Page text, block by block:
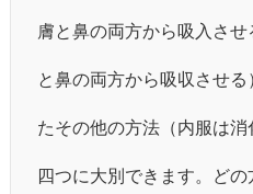
膚と鼻の両方から吸入さ
と鼻の両方から吸収させ
たその他の方法（内服は
四つに大別できます。ど